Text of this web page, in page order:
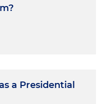
a Presidential